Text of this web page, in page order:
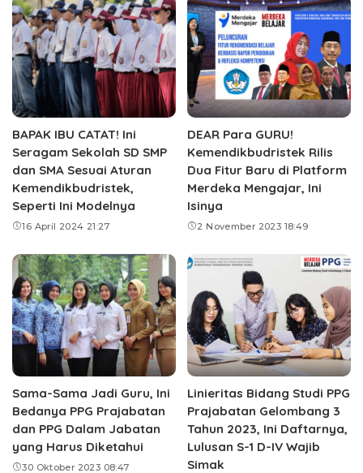
BAPAK IBU CATAT! Ini
Seragam Sekolah SD SMP
dan SMA Sesuai Aturan
Kemendikbudristek,
Seperti Ini Modelnya
16 April 2024 21:27
DEAR Para GURU!
Kemendikbudristek Rilis
Dua Fitur Baru di Platform
Merdeka Mengajar, Ini
Isinya
2 November 2023 18:49
Sama-Sama Jadi Guru, Ini
Bedanya PPG Prajabatan
dan PPG Dalam Jabatan
yang Harus Diketahui
30 Oktober 2023 08:47
Linieritas Bidang Studi PPG
Prajabatan Gelombang 3
Tahun 2023, Ini Daftarnya,
Lulusan S-1 D-IV Wajib
Simak